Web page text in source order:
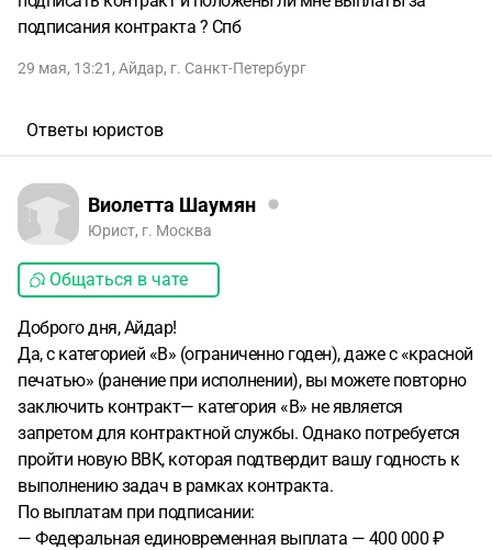
подписания контракта ? Спб
29 мая, 13:21 , Айдар, г. Санкт-Петербург
Ответы юристов
Виолетта Шаумян
Юрист, г. Москва
Общаться в чате
Доброго дня, Айдар!
Да, с категорией «В» (ограниченно годен), даже с «красной
печатью» (ранение при исполнении), вы можете повторно
заключить контракт— категория «В» не является
запретом для контрактной службы. Однако потребуется
пройти новую ВВК, которая подтвердит вашу годность к
выполнению задач в рамках контракта.
По выплатам при подписании:
— Федеральная единовременная выплата — 400 000 ₽